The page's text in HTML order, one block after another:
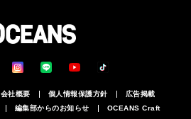
会社概要 個人情報保護方針
広告掲載
編集部からのお知らせ OCEANS Craft